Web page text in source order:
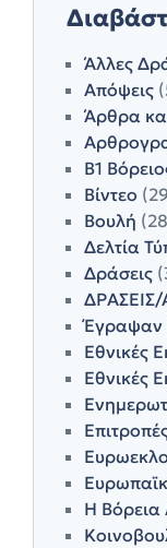
Άλλες
Απόψεις
Άρθρα
Β1
Βίντεο
Βουλή
Δελτία
Δράσεις
Έγραψαν
Εθνικές
Εθνικές
Η